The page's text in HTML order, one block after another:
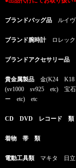
ブランドバッグ品 ルイ
ブランド腕時計ロレック
ブランドアクセサリー品
貴金属製品 金(K24 K18
(sv1000 sv925 etc) 宝
ー etc) etc
CD DVD レコード 類
着物 帯 類
電動工具類 マキタ 日